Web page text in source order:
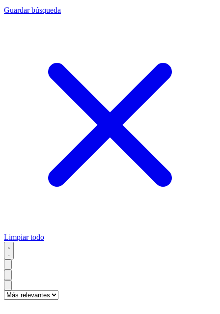
Guardar búsqueda
Limpiar todo